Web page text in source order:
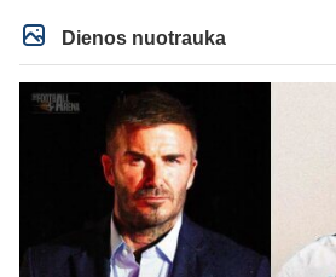
Dienos nuotrauka